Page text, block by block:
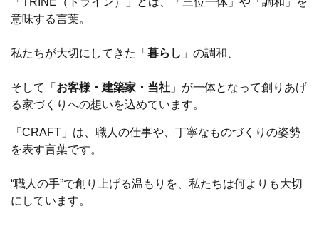
意味する言葉。
私たちが大切にしてきた「 暮らし 」の調和、
そして「 お客様・建築家・当社 」が一体となって創りあげ
る家づくりへの想いを込めています。
「CRAFT」は、職人の仕事や、丁寧なものづくりの姿勢
を表す言葉です。
“職人の手”で創り上げる温もりを、私たちは何よりも大切
にしています。